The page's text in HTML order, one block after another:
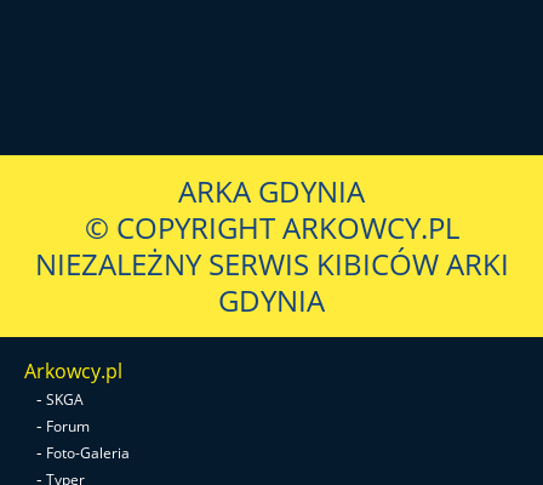
ARKA GDYNIA
© COPYRIGHT ARKOWCY.PL
NIEZALEŻNY SERWIS KIBICÓW ARKI
GDYNIA
Arkowcy.pl
- SKGA
- Forum
- Foto-Galeria
- Typer